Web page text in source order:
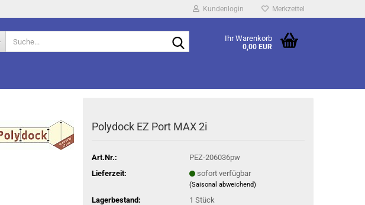
Kundenlogin Merkzettel
Ihr Warenkorb
0,00 EUR
Polydock EZ Port MAX 2i
Art.Nr.:
PEZ-206036pw
Lieferzeit:
sofort verfügbar
(Saisonal abweichend)
Lagerbestand: 1 Stück